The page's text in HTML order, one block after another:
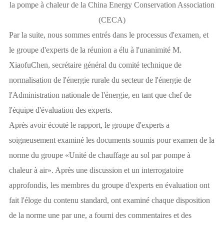
la pompe à chaleur de la China Energy Conservation Association
(CECA)
Par la suite, nous sommes entrés dans le processus d'examen, et
le groupe d'experts de la réunion a élu à l'unanimité M.
XiaofuChen, secrétaire général du comité technique de
normalisation de l'énergie rurale du secteur de l'énergie de
l'Administration nationale de l'énergie, en tant que chef de
l'équipe d'évaluation des experts.
Après avoir écouté le rapport, le groupe d'experts a
soigneusement examiné les documents soumis pour examen de la
norme du groupe «Unité de chauffage au sol par pompe à
chaleur à air». Après une discussion et un interrogatoire
approfondis, les membres du groupe d'experts en évaluation ont
fait l'éloge du contenu standard, ont examiné chaque disposition
de la norme une par une, a fourni des commentaires et des